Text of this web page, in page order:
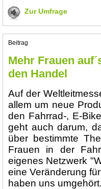
Zur Umfrage
Beitrag
Mehr Frauen
den Handel
Auf der
allem um neue
den Fahrrad-, E-
geht auch darum,
über bestimmte
Frauen in der
eigenes Netzwerk
eine Veränderung
haben uns